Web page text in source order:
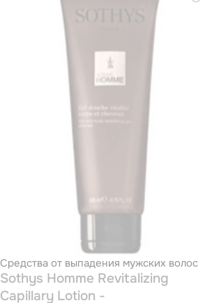
Средства от выпадения мужских волос
Sothys Homme Revitalizing
Capillary Lotion -